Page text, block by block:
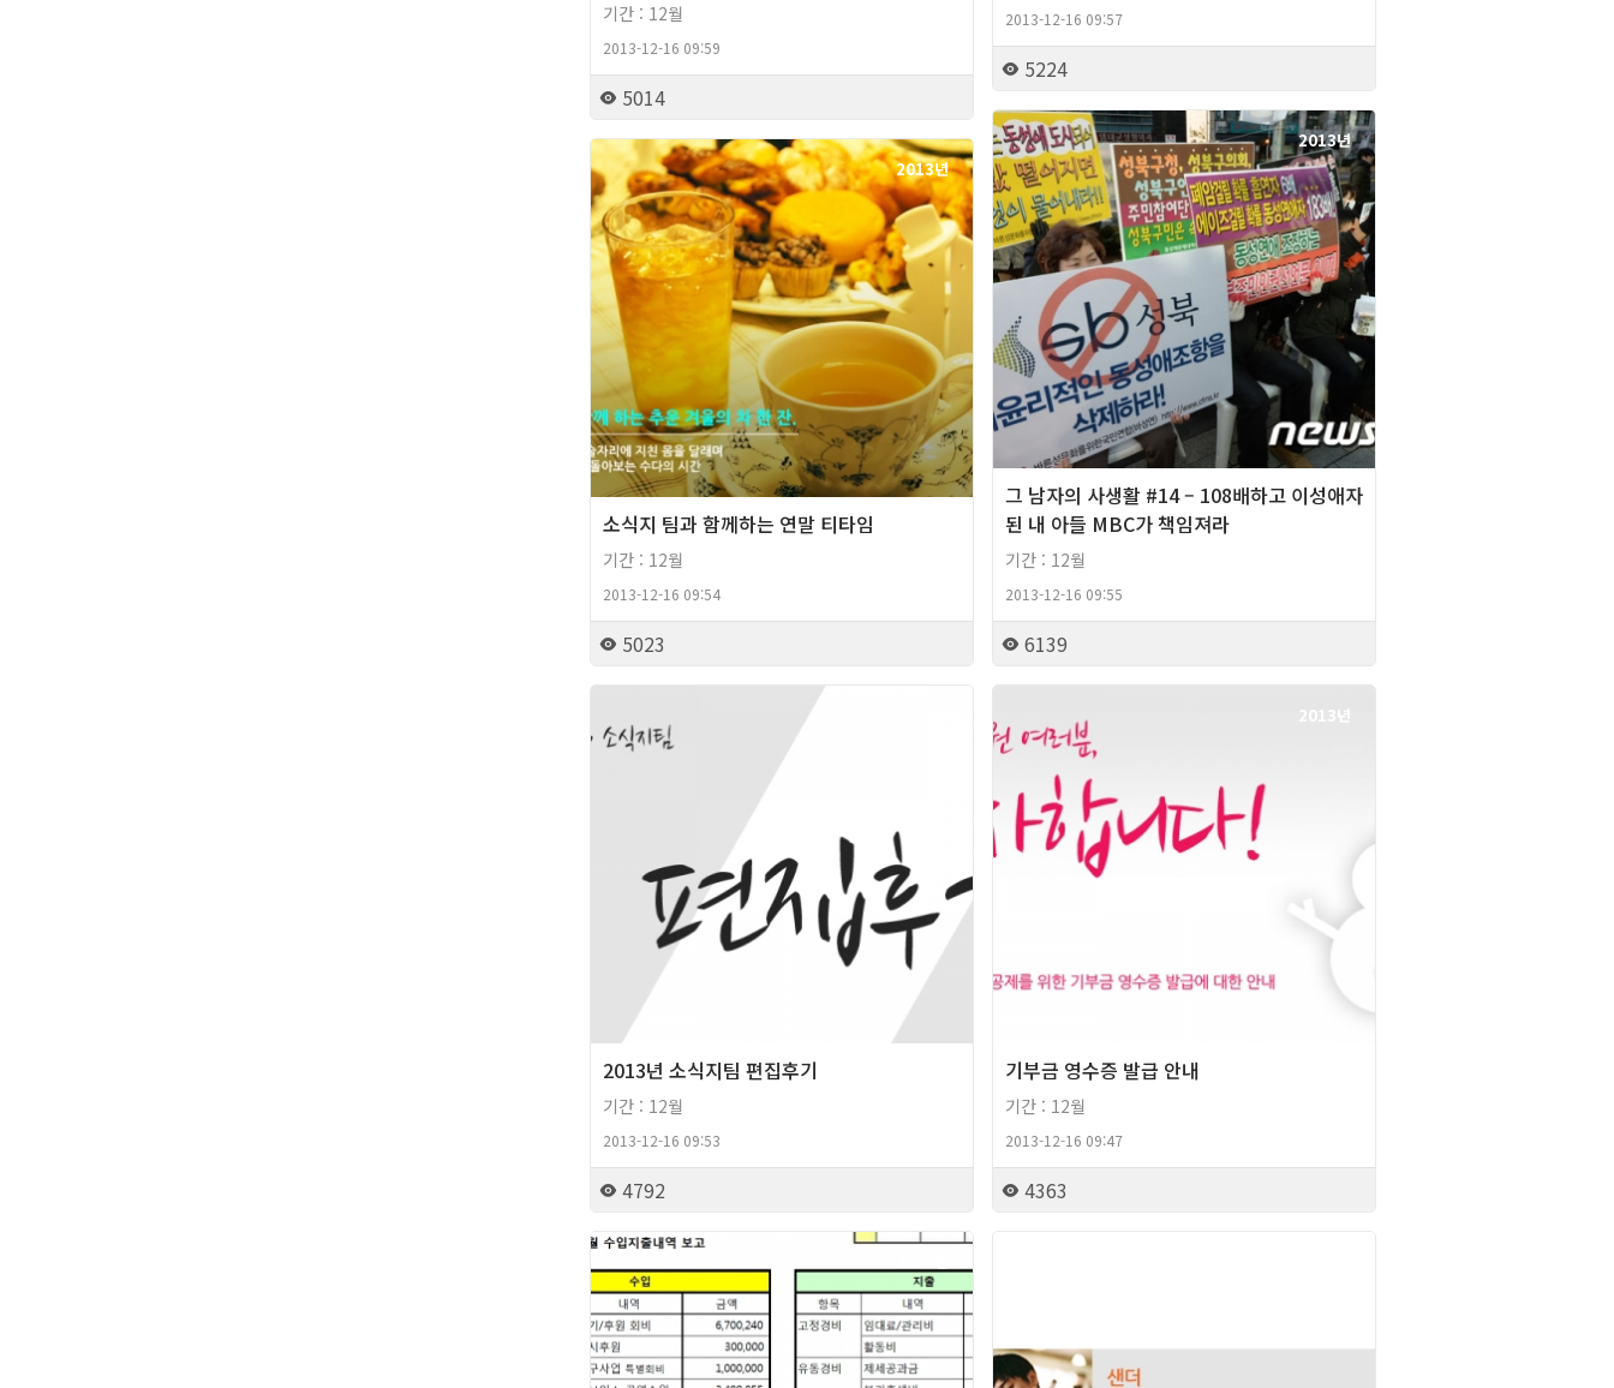
기간 : 12월
2013-12-16 09:59
5014
2013-12-16 09:57
5224
2013년
그 남자의 사생활 #14 – 108배하고 이성애자
된 내 아들 MBC가 책임져라
기간 : 12월
2013-12-16 09:55
6139
2013년
소식지 팀과 함께하는 연말 티타임
기간 : 12월
2013-12-16 09:54
5023
2013년 소식지팀 편집후기
기간 : 12월
2013-12-16 09:53
4792
2013년
기부금 영수증 발급 안내
기간 : 12월
2013-12-16 09:47
4363